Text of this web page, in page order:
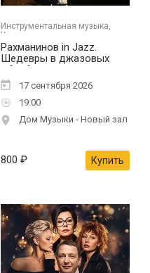
Инструментальная музыка,
Концерты
Рахманинов in Jazz.
Шедевры в джазовых
обработках
17 сентября 2026
19:00
Дом Музыки - Новый зал
800 ₽ Купить